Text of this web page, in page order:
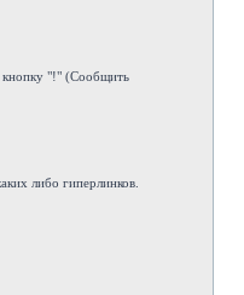
кнопку "!" (Сообщить
либо гиперлинков.